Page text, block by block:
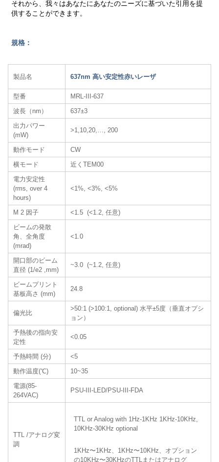
それから、我々はあなたにあなたのニーズに基づいた引用を提
供することができます。
規格：
製品名 637nm 高い安定性赤いレーザ
型番
MRL-III-637
波長（nm）
637±3
出力パワー
(mW)
>1,10,20,…, 200
動作モード
CW
横モード
近くTEM00
電力安定性
(rms, over 4
hours)
<1%, <3%, <5%
M 2 因子
<1.5 (<1.2, 任意)
ビームの発散
角、全角度
(mrad)
<1.0
開口部のビーム
直径 (1/e2 ,mm)
~3.0 (~1.2, 任意)
ビームプリント
基板高さ (mm)
24.8
偏光比
>50:1 (>100:1, optional) 水平±5度（垂直オプシ
ョン）
予熱後の指向安
定性
<0.05
予熱時間 (分)
<5
動作温度(℃)
10~35
電源(85-
264VAC)
PSU-III-LED/PSU-III-FDA
TTL /アナログ変
調
TTL or Analog with 1Hz-1KHz 1KHz-10KHz,
10KHz-30KHz optional
1KHz〜1KHz、1KHz〜10KHz、オプション
の10KHz〜30KHzのTTLまたはアナログ